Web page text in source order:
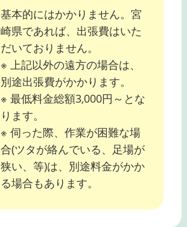
基本的にはかかりません。宮
崎県であれば、出張費はいた
だいておりません。
※ 上記以外の遠方の場合は、
別途出張費がかかります。
※ 最低料金総額3,000円～とな
ります。
※ 伺った際、作業が困難な場
合(ツタが絡んでいる、足場が
狭い、等)は、別途料金がかか
る場合もあります。